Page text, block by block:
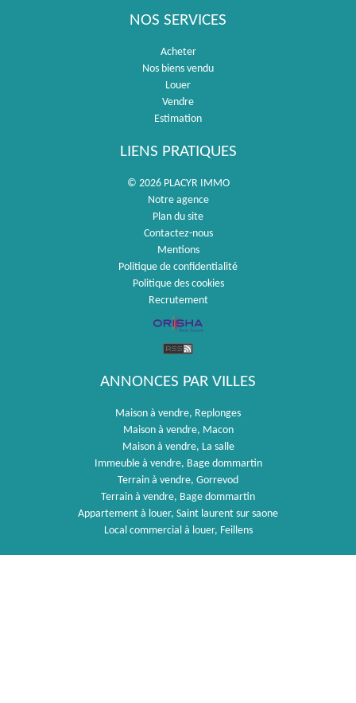
NOS SERVICES
Acheter
Nos biens vendu
Louer
Vendre
Estimation
LIENS PRATIQUES
© 2026 PLACYR IMMO
Notre agence
Plan du site
Contactez-nous
Mentions
Politique de confidentialité
Politique des cookies
Recrutement
ANNONCES PAR VILLES
Maison à vendre, Replonges
Maison à vendre, Macon
Maison à vendre, La salle
Immeuble à vendre, Bage dommartin
Terrain à vendre, Gorrevod
Terrain à vendre, Bage dommartin
Appartement à louer, Saint laurent sur saone
Local commercial à louer, Feillens